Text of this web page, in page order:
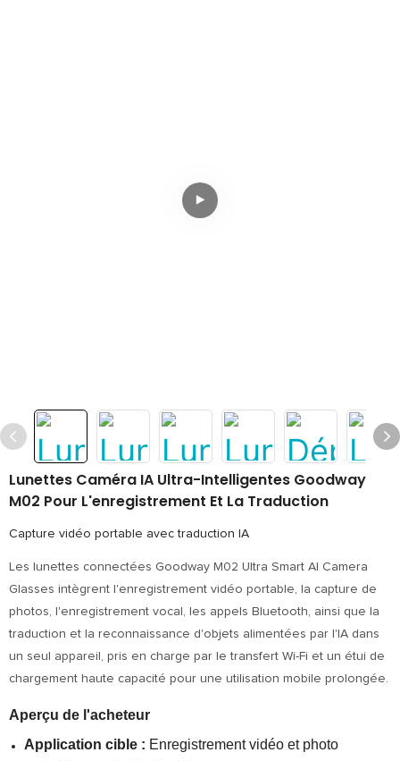
Lunettes Caméra IA Ultra-Intelligentes Goodway
M02 Pour L'enregistrement Et La Traduction
Capture vidéo portable avec traduction IA
Les lunettes connectées Goodway M02 Ultra Smart AI Camera
Glasses intègrent l'enregistrement vidéo portable, la capture de
photos, l'enregistrement vocal, les appels Bluetooth, ainsi que la
traduction et la reconnaissance d'objets alimentées par l'IA dans
un seul appareil, pris en charge par le transfert Wi-Fi et un étui de
chargement haute capacité pour une utilisation mobile prolongée.
Aperçu de l'acheteur
Application cible : Enregistrement vidéo et photo